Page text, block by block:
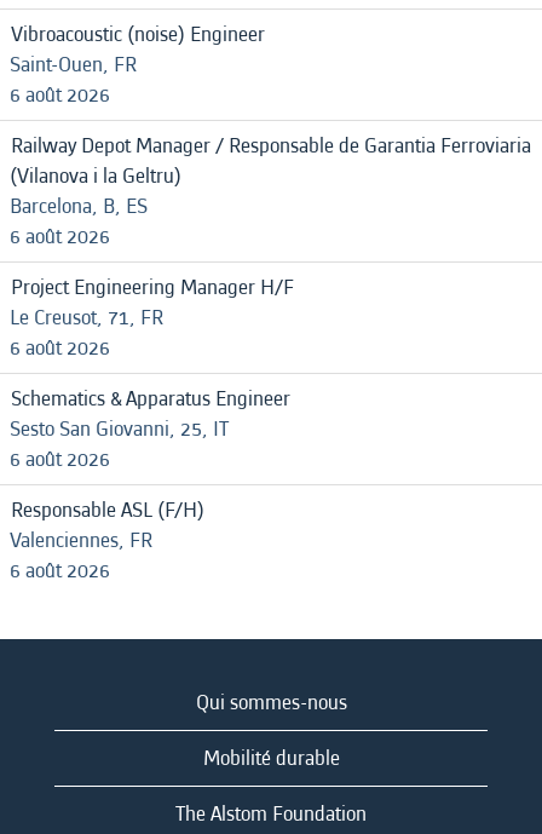
Vibroacoustic (noise) Engineer
Saint-Ouen, FR
6 août 2026
Railway Depot Manager / Responsable de Garantia Ferroviaria
(Vilanova i la Geltru)
Barcelona, B, ES
6 août 2026
Project Engineering Manager H/F
Le Creusot, 71, FR
6 août 2026
Schematics & Apparatus Engineer
Sesto San Giovanni, 25, IT
6 août 2026
Responsable ASL (F/H)
Valenciennes, FR
6 août 2026
Qui sommes-nous
Mobilité durable
The Alstom Foundation